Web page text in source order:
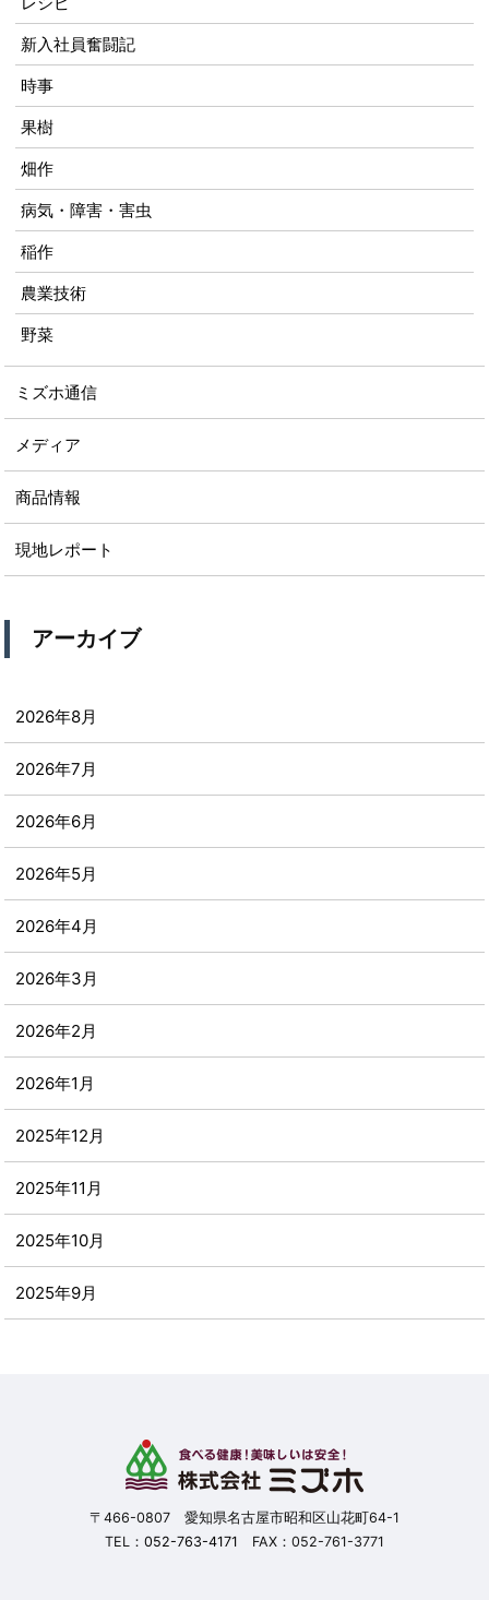
新入社員奮闘記
時事
果樹
畑作
病気・障害・害虫
稲作
農業技術
野菜
ミズホ通信
メディア
商品情報
現地レポート
アーカイブ
2026年8月
2026年7月
2026年6月
2026年5月
2026年4月
2026年3月
2026年2月
2026年1月
2025年12月
2025年11月
2025年10月
2025年9月
〒466-0807 愛知県名古屋市昭和区山花町64-1
TEL： 052-763-4171 FAX：052-761-3771